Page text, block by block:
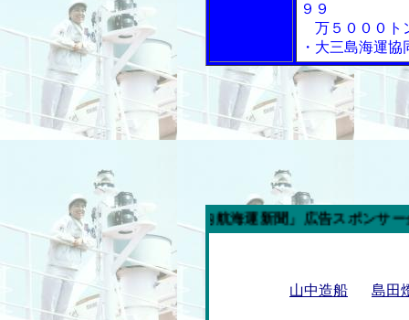
９９
万５０００ト
・大三島海運
今週の「内航海運新聞」広告スポンサー企業
山中造船 島田